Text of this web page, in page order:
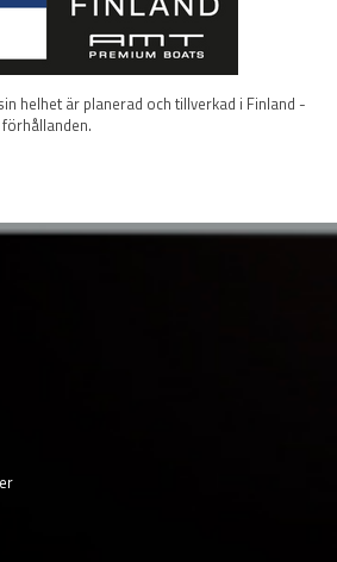
helhet är planerad och tillverkad i Finland -